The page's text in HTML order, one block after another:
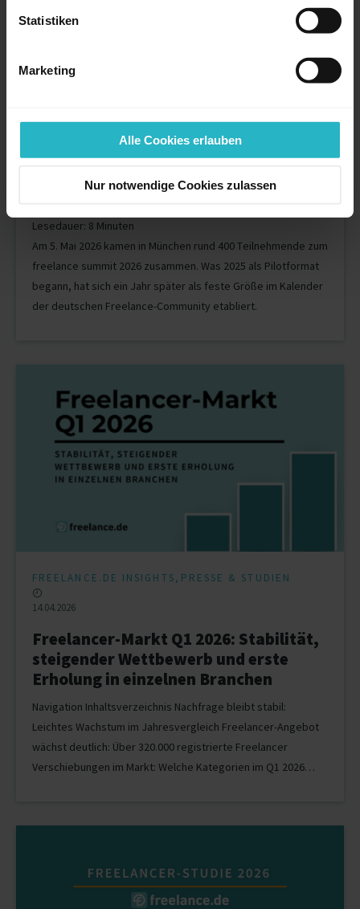
Statistiken
Marketing
Alle Cookies erlauben
Nur notwendige Cookies zulassen
FREELANCE.DE INSIGHTS
freelance summit 2026: Rückblick auf
das große Freelancer-Event
Lesedauer: 8 Minuten
Am 5. Mai 2026 kamen in München rund 400 Teilnehmende zum
freelance summit 2026 zusammen. Was 2025 als Pilotformat
begann, hat sich ein Jahr später als feste Größe im Kalender
der deutschen Freelance-Community etabliert.
FREELANCE.DE INSIGHTS, PRESSE & STUDIEN
14.04.2026
Freelancer-Markt Q1 2026: Stabilität,
steigender Wettbewerb und erste
Erholung in einzelnen Branchen
Navigation Inhaltsverzeichnis Nachfrage bleibt stabil:
Leichtes Wachstum im Jahresvergleich Freelancer-Angebot
wächst deutlich: Über 320.000 registrierte Freelancer
Verschiebungen im Markt: Welche Kategorien im Q1 2026…